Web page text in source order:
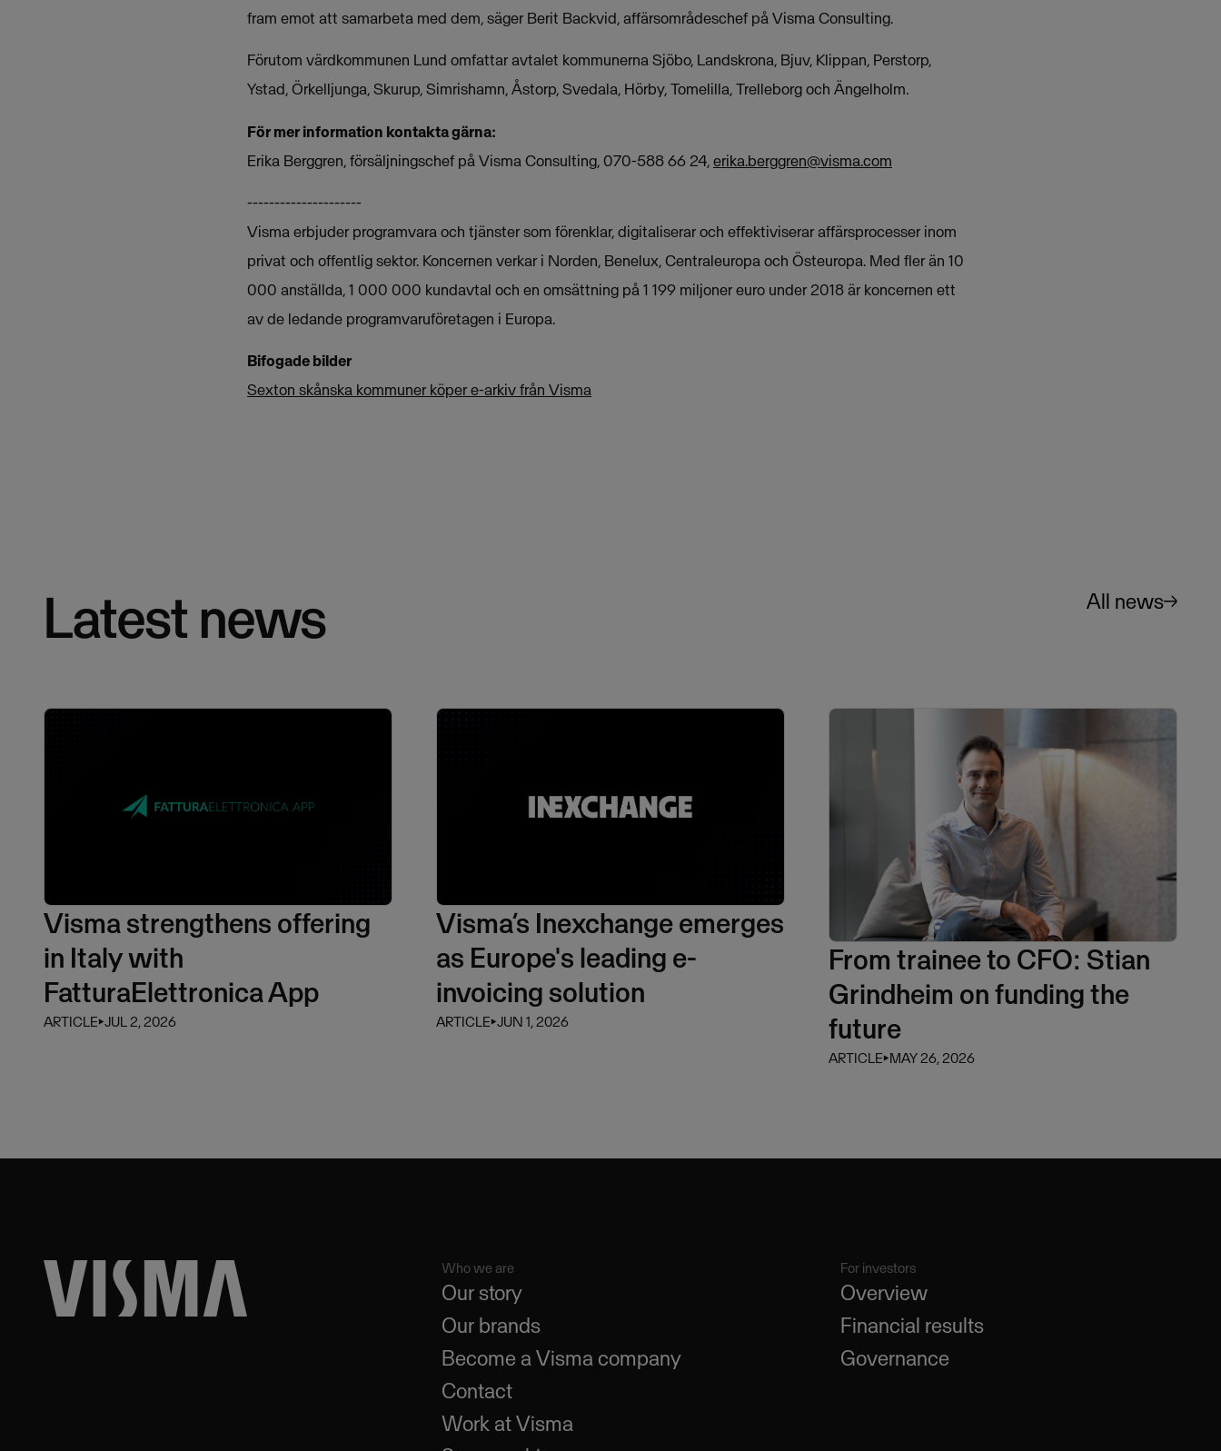
fram emot att samarbeta med dem, säger Berit Backvid, affärsområdeschef på Visma Consulting.
Förutom värdkommunen Lund omfattar avtalet kommunerna Sjöbo, Landskrona, Bjuv, Klippan, Perstorp,
Ystad, Örkelljunga, Skurup, Simrishamn, Åstorp, Svedala, Hörby, Tomelilla, Trelleborg och Ängelholm.
För mer information kontakta gärna:
Erika Berggren, försäljningschef på Visma Consulting, 070-588 66 24,erika.berggren@visma.com
---------------------
Visma erbjuder programvara och tjänster som förenklar, digitaliserar och effektiviserar affärsprocesser inom
privat och offentlig sektor. Koncernen verkar i Norden, Benelux, Centraleuropa och Östeuropa. Med fler än 10
000 anställda, 1 000 000 kundavtal och en omsättning på 1 199 miljoner euro under 2018 är koncernen ett
av de ledande programvaruföretagen i Europa.
Bifogade bilder
Sexton skånska kommuner köper e-arkiv från Visma
Latest news All news
Visma strengthens offering
in Italy with
FatturaElettronica App
ARTICLE⏵JUL 2, 2026
Visma’s Inexchange emerges
as Europe's leading e-
invoicing solution
ARTICLE⏵JUN 1, 2026
From trainee to CFO: Stian
Grindheim on funding the
future
ARTICLE⏵MAY 26, 2026
Who we are
Our story
Our brands
Become a Visma company
Contact
Work at Visma
For investors
Overview
Financial results
Governance